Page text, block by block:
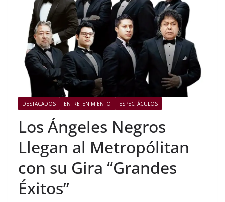
DESTACADOS ENTRETENIMIENTO ESPECTÁCULOS
Los Ángeles Negros
Llegan al Metropólitan
con su Gira “Grandes
Éxitos”